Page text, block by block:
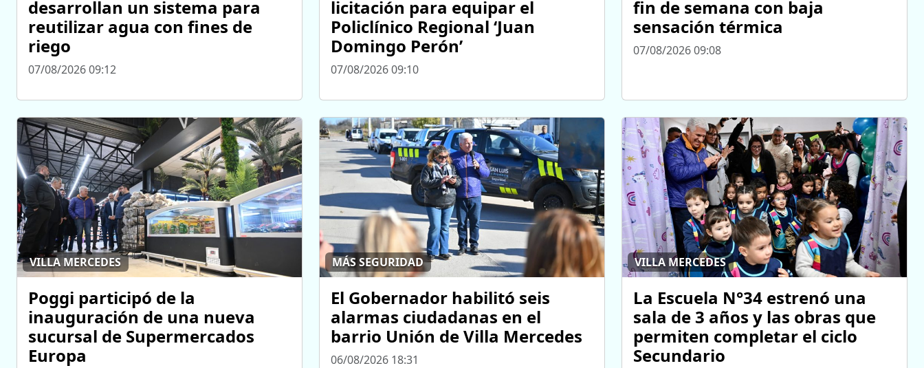
desarrollan un sistema para
reutilizar agua con fines de
riego
07/08/2026 09:12
licitación para equipar el
Policlínico Regional ‘Juan
Domingo Perón’
07/08/2026 09:10
fin de semana con baja
sensación térmica
07/08/2026 09:08
VILLA MERCEDES
Poggi participó de la
inauguración de una nueva
sucursal de Supermercados
Europa
MÁS SEGURIDAD
El Gobernador habilitó seis
alarmas ciudadanas en el
barrio Unión de Villa Mercedes
06/08/2026 18:31
VILLA MERCEDES
La Escuela N°34 estrenó una
sala de 3 años y las obras que
permiten completar el ciclo
Secundario